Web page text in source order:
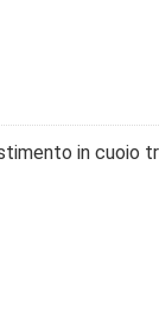
in cuoio